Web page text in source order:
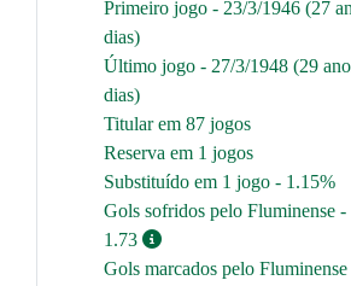
Primeiro jogo - 23/3/1946 (27
dias)
Último jogo - 27/3/1948 (29
dias)
Titular em 87 jogos
Reserva em 1 jogos
Substituído em 1 jogo - 1.15%
Gols sofridos pelo Fluminense
1.73
Gols marcados pelo